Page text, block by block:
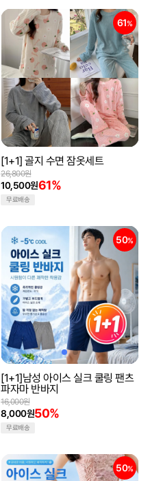
61%
[1+1] 골지 수면 잠옷세트
10,500원61%
26,800원
무료배송
50%
[1+1]남성 아이스 실크 쿨링 팬츠
파자마 반바지
8,000원50%
16,000원
무료배송
50%